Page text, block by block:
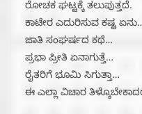
ರೋಚಕ ಘಟ್ಟಕ್ಕೆ ತಲುಪುತ್ತದೆ.
ಕಾಟೇರ ಎದುರಿಸುವ ಕಷ್ಟ
ಜಾತಿ ಸಂಘರ್ಷದ ಕಥೆ…
ಪ್ರಭಾ ಪ್ರೀತಿ ಏನಾಗುತ್ತೆ…
ರೈತರಿಗೆ ಭೂಮಿ ಸಿಗುತ್ತಾ…
ಈ ಎಲ್ಲಾ ವಿಚಾರ